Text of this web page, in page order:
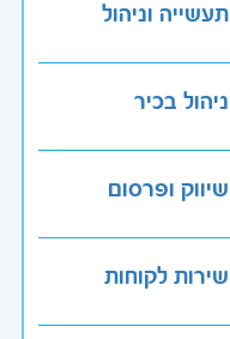
תעשייה וניהול
ניהול בכיר
שיווק ופרסום
שירות לקוחות